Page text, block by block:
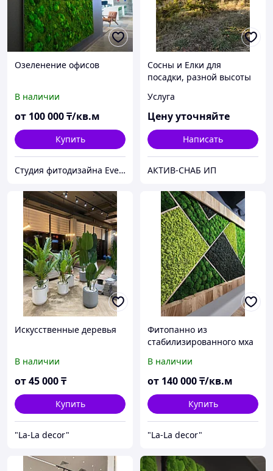
Озеленение офисов
В наличии
от 100 000₸/кв.м
Купить
Студия фитодизайна EverGreen
Сосны и Елки для
посадки, разной высоты
Услуга
Цену уточняйте
Написать
АКТИВ-СНАБ ИП
Искусственные деревья
В наличии
от45 000₸
Купить
"La-La decor"
Фитопанно из
стабилизированного мха
В наличии
от 140 000₸/кв.м
Купить
"La-La decor"